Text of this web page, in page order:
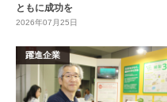
ともに成功を
2026年07月25日
躍進企業